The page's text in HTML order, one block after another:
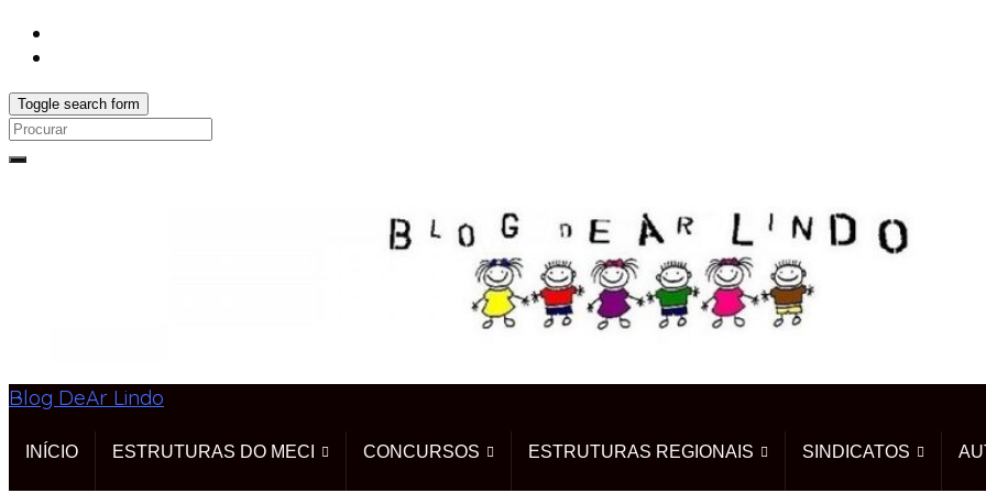
Toggle search form
Search
Blog DeAr Lindo
INÍCIO ESTRUTURAS DO MECI CONCURSOS ESTRUTURAS REGIONAIS SINDICATOS